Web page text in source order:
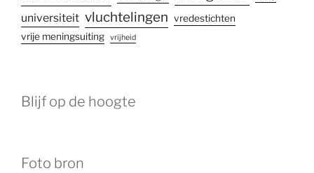
universiteit vluchtelingen vredestichten
vrije meningsuiting
vrijheid
Blijf op de hoogte
Foto bron